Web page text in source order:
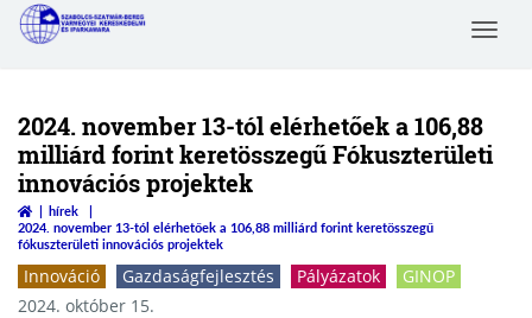
Toggle
2024. november 13-tól elérhetőek a 106,88
milliárd forint keretösszegű Fókuszterületi
innovációs projektek
hírek
2024. november 13-tól elérhetőek a 106,88 milliárd forint keretösszegű
fókuszterületi innovációs projektek
Innováció Gazdaságfejlesztés Pályázatok
GINOP
2024. október 15.